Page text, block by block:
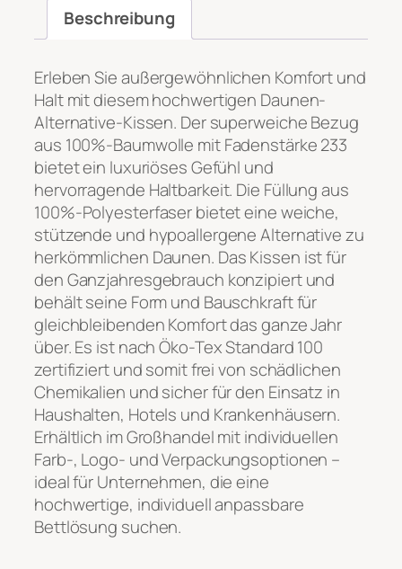
Beschreibung
Erleben Sie außergewöhnlichen Komfort und
Halt mit diesem hochwertigen Daunen-
Alternative-Kissen. Der superweiche Bezug
aus 100%-Baumwolle mit Fadenstärke 233
bietet ein luxuriöses Gefühl und
hervorragende Haltbarkeit. Die Füllung aus
100%-Polyesterfaser bietet eine weiche,
stützende und hypoallergene Alternative zu
herkömmlichen Daunen. Das Kissen ist für
den Ganzjahresgebrauch konzipiert und
behält seine Form und Bauschkraft für
gleichbleibenden Komfort das ganze Jahr
über. Es ist nach Öko-Tex Standard 100
zertifiziert und somit frei von schädlichen
Chemikalien und sicher für den Einsatz in
Haushalten, Hotels und Krankenhäusern.
Erhältlich im Großhandel mit individuellen
Farb-, Logo- und Verpackungsoptionen –
ideal für Unternehmen, die eine
hochwertige, individuell anpassbare
Bettlösung suchen.